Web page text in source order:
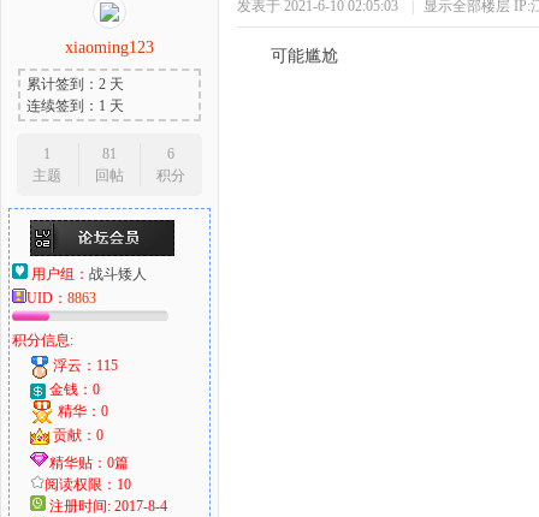
xiaoming123
累计签到：2 天
连续签到：1 天
1
主题
81
回帖
6
积分
用户组： 战斗矮人
UID： 8863
积分信息:
浮云：115
金钱：0
精华：0
贡献：0
精华贴：0篇
阅读权限：10
注册时间: 2017-8-4
发表于 2021-6-10 02:05:03 显示全部楼层 IP:
可能尴尬